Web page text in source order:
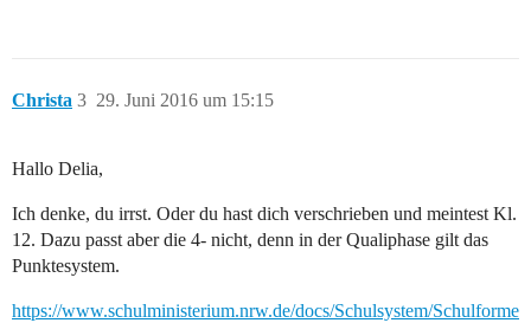
Christa 29. Juni 2016 um 15:15
3
Hallo Delia,
Ich denke, du irrst. Oder du hast dich verschrieben und meintest Kl.
12. Dazu passt aber die 4- nicht, denn in der Qualiphase gilt das
Punktesystem.
https://www.schulministerium.nrw.de/docs/Schulsystem/Schulforme